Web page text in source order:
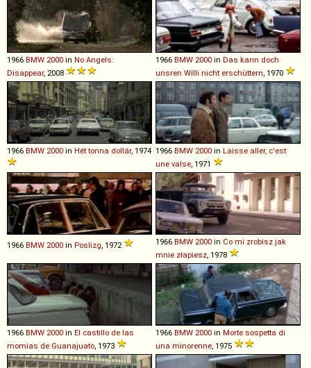
1966 BMW 2000 in No Angels:
Disappear, 2008
1966 BMW 2000 in Das kann doch
unsren Willi nicht erschüttern, 1970
1966 BMW 2000 in Hét tonna dollár, 1974 1966 BMW 2000 in Laisse aller, c'est
une valse, 1971
1966 BMW 2000 in Poslizg, 1972 1966 BMW 2000 in Co mi zrobisz jak
mnie złapiesz, 1978
1966 BMW 2000 in El castillo de las
momias de Guanajuato, 1973
1966 BMW 2000 in Morte sospetta di
una minorenne, 1975